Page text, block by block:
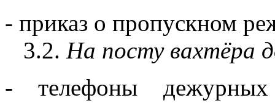
- приказ о пропускном
3.2. На посту вахтёра
- телефоны дежурных